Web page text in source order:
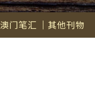
澳门笔汇 其他刊物